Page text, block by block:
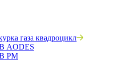
газа квадроцикл
РМ